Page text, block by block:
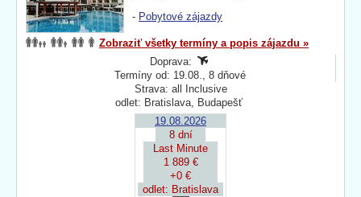
- Pobytové zájazdy
Zobraziť všetky termíny a popis zájazdu »
Doprava:
Termíny od: 19.08., 8 dňové
Strava: all Inclusive
odlet: Bratislava, Budapešť
19.08.2026
8 dní
Last Minute
1 889 €
+0 €
odlet: Bratislava